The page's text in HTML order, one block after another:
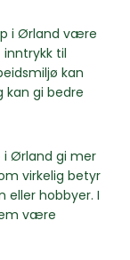
i Ørland være
til
kan
kan gi bedre
i Ørland gi mer
virkelig betyr
eller hobbyer. I
være